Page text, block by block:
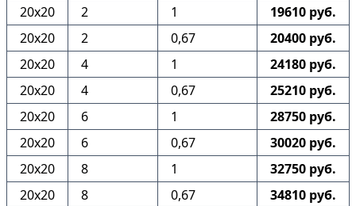
20х20 2 1
19610 руб.
20х20
2 0,67
20400 руб.
20х20
4 1
24180 руб.
20х20
4 0,67
25210 руб.
20х20
6 1
28750 руб.
20х20
6 0,67
30020 руб.
20х20
8 1
32750 руб.
20х20
8 0,67
34810 руб.